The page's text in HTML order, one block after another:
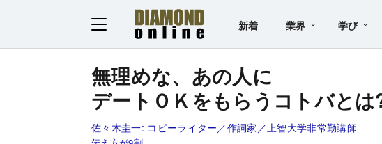
新着 業界 学び
無理めな、あの人に
デートＯＫをもらうコトバとは
佐々木圭一: コピーライター／作詞家／上智大学非常勤講師